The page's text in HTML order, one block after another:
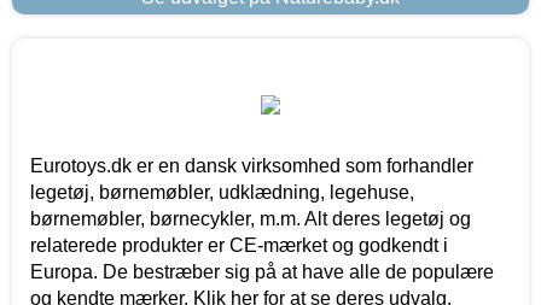
Eurotoys.dk er en dansk virksomhed som forhandler
legetøj, børnemøbler, udklædning, legehuse,
børnemøbler, børnecykler, m.m. Alt deres legetøj og
relaterede produkter er CE-mærket og godkendt i
Europa. De bestræber sig på at have alle de populære
og kendte mærker. Klik her for at se deres udvalg.